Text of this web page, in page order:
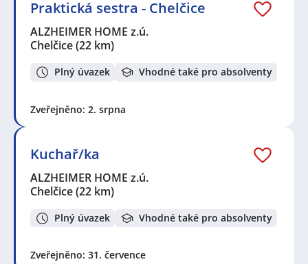
Praktická sestra - Chelčice
ALZHEIMER HOME z.ú.
Chelčice(22 km)
Plný úvazek Vhodné také pro absolventy
Zveřejněno: 2. srpna
Kuchař/ka
ALZHEIMER HOME z.ú.
Chelčice(22 km)
Plný úvazek Vhodné také pro absolventy
Zveřejněno: 31. července